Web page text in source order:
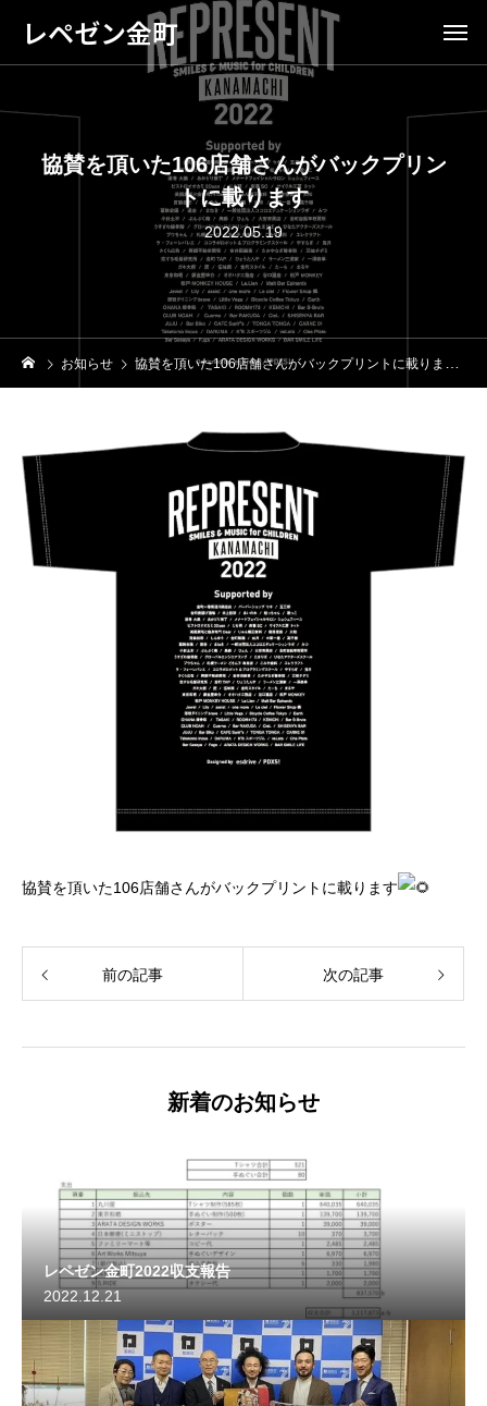
レペゼン金町
協賛を頂いた106店舗さんがバックプリン
トに載ります
2022.05.19
お知らせ 協賛を頂いた106店舗さんがバックプリントに載ります
協賛を頂いた106店舗さんがバックプリントに載ります
前の記事 次の記事
新着のお知らせ
レペゼン金町2022収支報告
2022.12.21